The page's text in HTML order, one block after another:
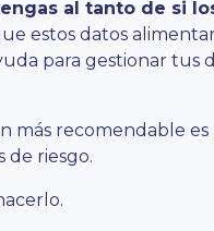
al tanto de si
estos datos
para gestionar tus
más recomendable es
de riesgo.